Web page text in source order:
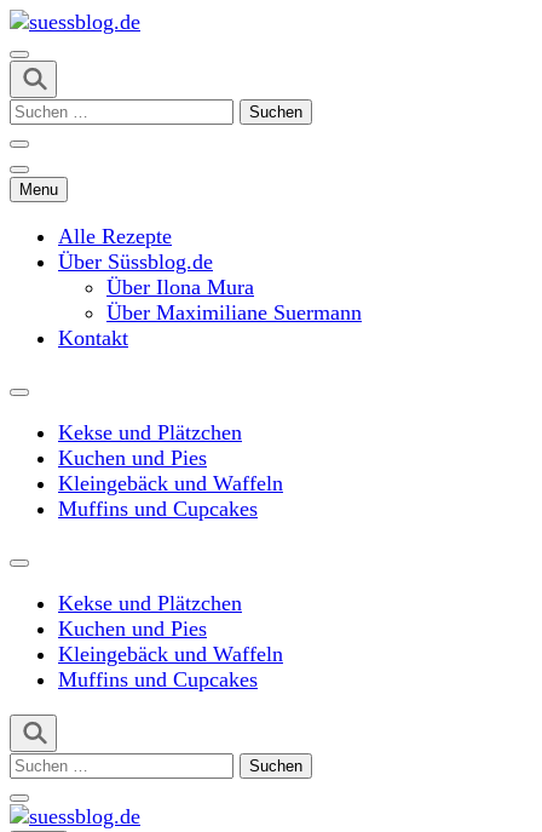
Skip
to
content
(Press
Enter)
suessblog.de
Suchen
Menu
Alle Rezepte
Über Süssblog.de
Über Ilona Mura
Über Maximiliane Suermann
Kontakt
Kekse und Plätzchen
Kuchen und Pies
Kleingebäck und Waffeln
Muffins und Cupcakes
Kekse und Plätzchen
Kuchen und Pies
Kleingebäck und Waffeln
Muffins und Cupcakes
Suchen